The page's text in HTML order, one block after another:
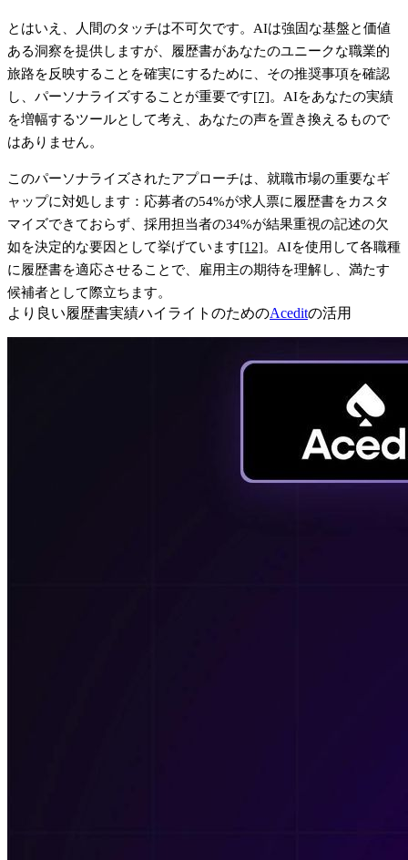
とはいえ、人間のタッチは不可欠です。AIは強固な基盤と価値
ある洞察を提供しますが、履歴書があなたのユニークな職業的
旅路を反映することを確実にするために、その推奨事項を確認
し、パーソナライズすることが重要です[7]。AIをあなたの実績
を増幅するツールとして考え、あなたの声を置き換えるもので
はありません。
このパーソナライズされたアプローチは、就職市場の重要なギ
ャップに対処します：応募者の54%が求人票に履歴書をカスタ
マイズできておらず、採用担当者の34%が結果重視の記述の欠
如を決定的な要因として挙げています[12]。AIを使用して各職種
に履歴書を適応させることで、雇用主の期待を理解し、満たす
候補者として際立ちます。
より良い履歴書実績ハイライトのためのAceditの活用